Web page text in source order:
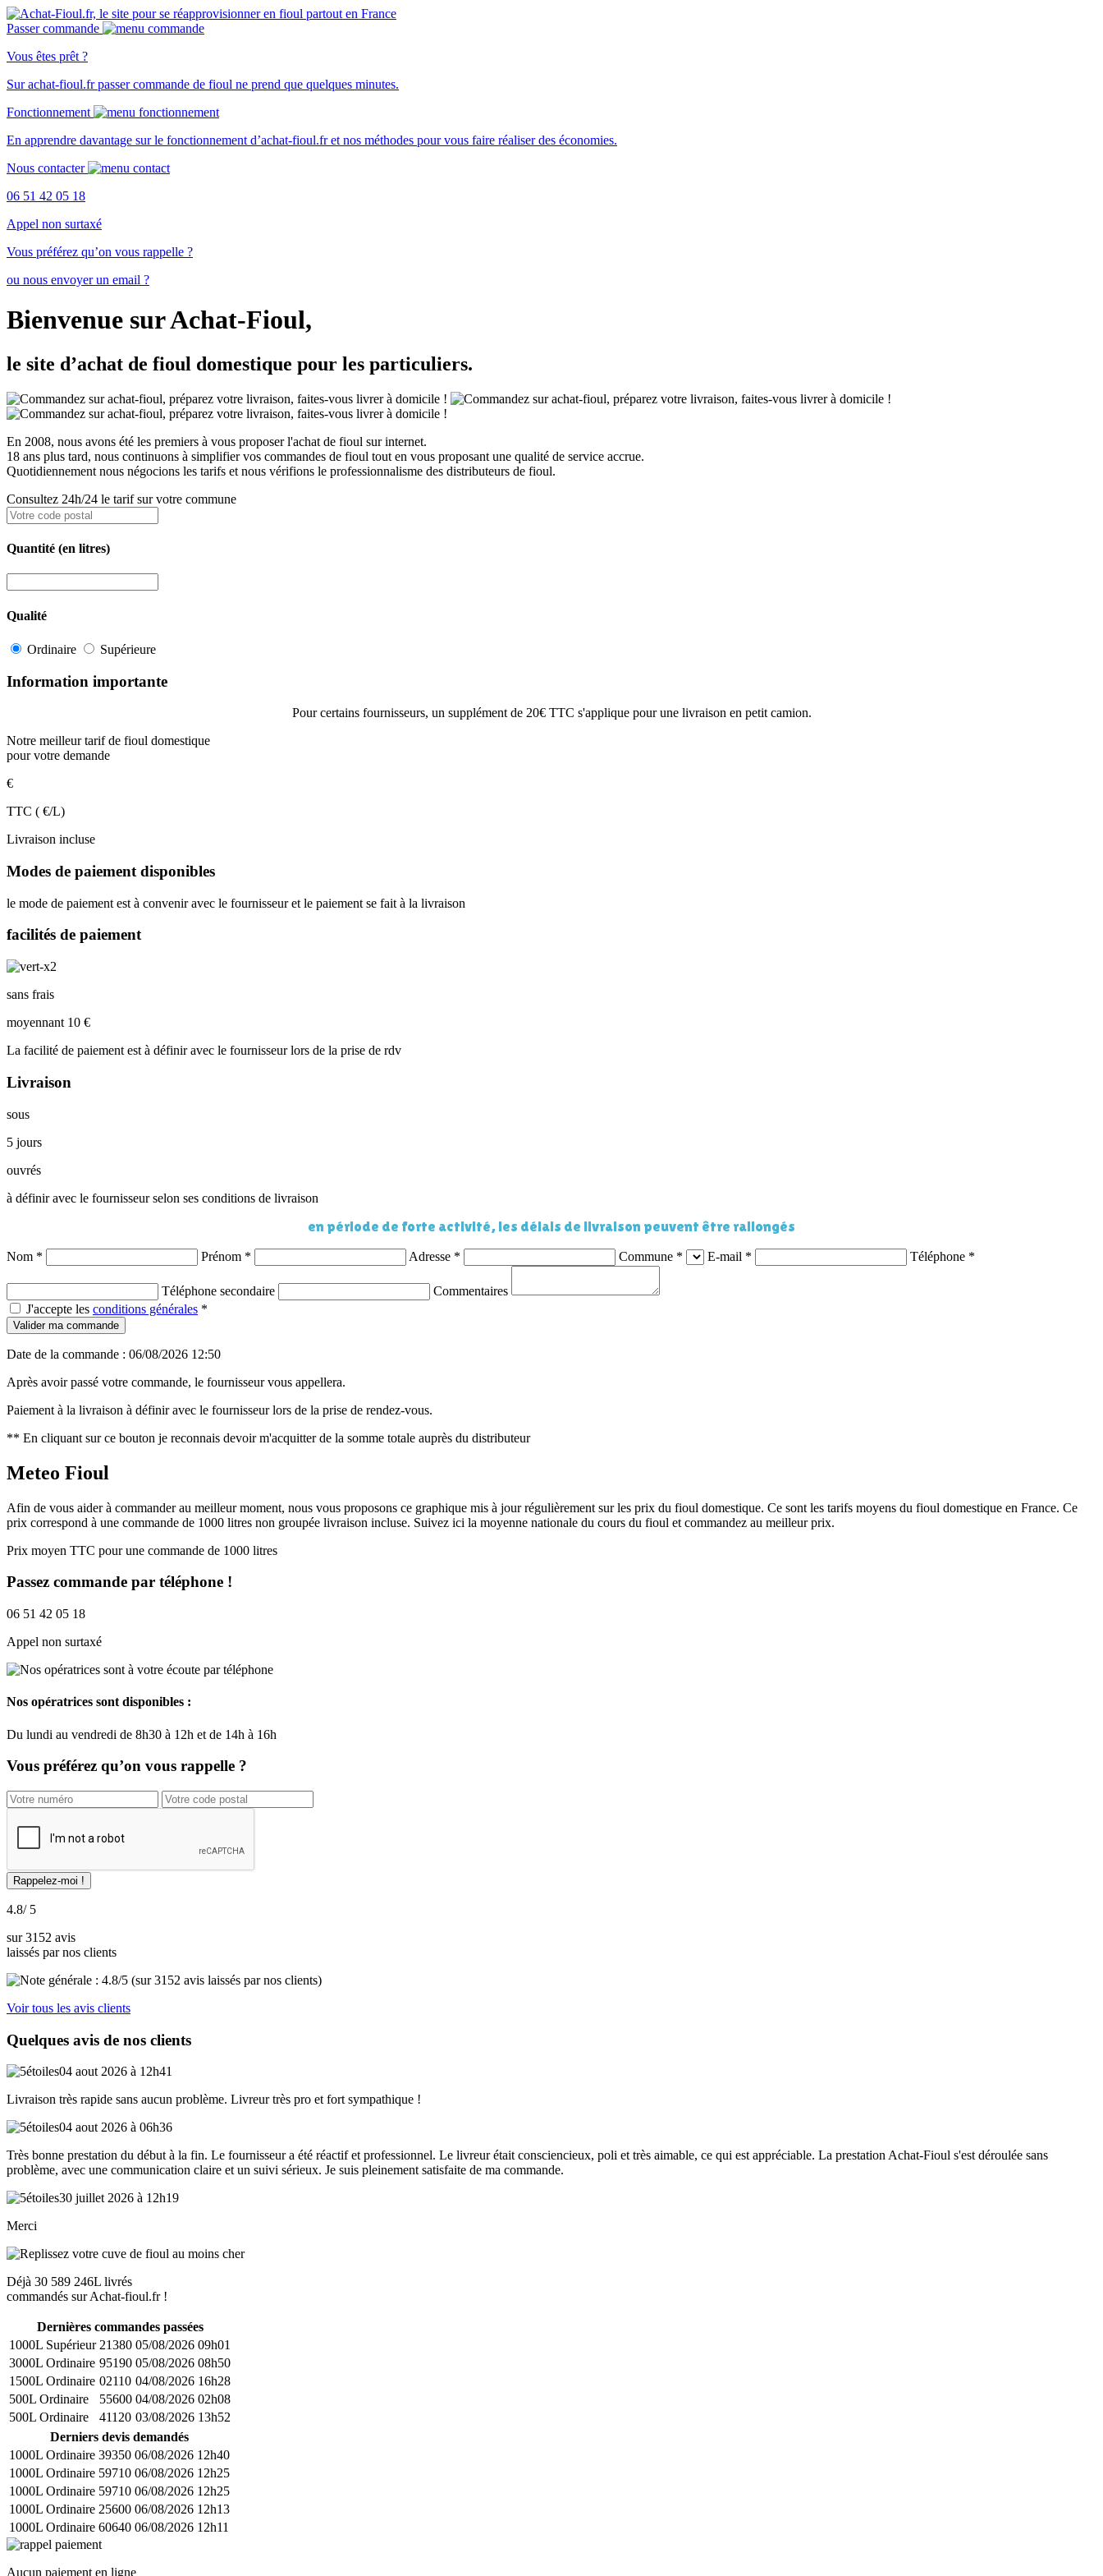
Passer commande
Vous êtes prêt ?
Surachat-fioul.frpasser commande de fioul ne prend que quelques minutes.
Fonctionnement
En apprendre davantage sur le fonctionnement d’achat-fioul.fret nos méthodes pourvous faire réaliser des économies.
Nous contacter
06 51 42 05 18
Appel non surtaxé
Vous préférez qu’on vous rappelle ?
ou nous envoyer un email ?
Bienvenue sur Achat-Fioul,
le site d’achat de fioul domestique pour les particuliers.
En 2008, nous avons été les premiers à vous proposer l'achat de fioul sur internet.
18 ans plus tard, nous continuons à simplifier vos commandes de fioul tout en vous proposant une qualité de service accrue.
Quotidiennement nous négocions les tarifs et nous vérifions le professionnalisme des distributeurs de fioul.
Consultez 24h/24 le tarif sur votre commune
Quantité (en litres)
Qualité
Ordinaire Supérieure
Information importante
Pour certains fournisseurs, un supplément de 20€ TTC s'applique pour une livraison en petit camion.
Notre meilleur tarif de fioul domestique
pour votre demande
€
TTC ( €/L)
Livraison incluse
Modes de paiement disponibles
le mode de paiement est à convenir avec le fournisseur et le paiement se fait à la livraison
facilités de paiement
sans frais
moyennant 10 €
La facilité de paiement est à définir avec le fournisseur lors de la prise de rdv
Livraison
sous
5 jours
ouvrés
à définir avec le fournisseur selon ses conditions de livraison
en période de forte activité, les délais de livraison peuvent être rallongés
Nom * Prénom * Adresse * Commune * E-mail * Téléphone *
Téléphone secondaire
Commentaires
J'accepte les conditions générales *
Valider ma commande
Date de la commande : 06/08/2026 12:50
Après avoir passé votre commande, le fournisseur vous appellera.
Paiement à la livraison à définir avec le fournisseur lors de la prise de rendez-vous.
** En cliquant sur ce bouton je reconnais devoir m'acquitter de la somme totale auprès du distributeur
Meteo Fioul
Afin de vous aider à commander au meilleur moment, nous vous proposons ce graphique mis à jour régulièrement sur les prix du fioul domestique. Ce sont les tarifs moyens du fioul domestique en France. Ce
prix correspond à une commande de 1000 litres non groupée livraison incluse. Suivez ici la moyenne nationale du cours du fioul et commandez au meilleur prix.
Prix moyen TTC pour une commande de 1000 litres
Passez commande par téléphone !
06 51 42 05 18
Appel non surtaxé
Nos opératrices sont disponibles :
Du lundi au vendredi de 8h30 à 12h et de 14h à 16h
Vous préférez qu’on vous rappelle ?
4.8/ 5
sur 3152 avis
laissés par nos clients
Voir tous les avis clients
Quelques avis de nos clients
04 aout 2026 à 12h41
Livraison très rapide sans aucun problème. Livreur très pro et fort sympathique !
04 aout 2026 à 06h36
Très bonne prestation du début à la fin. Le fournisseur a été réactif et professionnel. Le livreur était consciencieux, poli et très aimable, ce qui est appréciable. La prestation Achat‑Fioul s'est déroulée sans
problème, avec une communication claire et un suivi sérieux. Je suis pleinement satisfaite de ma commande.
30 juillet 2026 à 12h19
Merci
Déjà 30 589 246L livrés
commandés sur Achat-fioul.fr !
Dernières commandes passées
1000L Supérieur 21380 05/08/2026 09h01
3000L Ordinaire 95190 05/08/2026 08h50
1500L Ordinaire 02110 04/08/2026 16h28
500L Ordinaire
55600 04/08/2026 02h08
500L Ordinaire
41120 03/08/2026 13h52
Derniers devis demandés
1000L Ordinaire 39350 06/08/2026 12h40
1000L Ordinaire 59710 06/08/2026 12h25
1000L Ordinaire 59710 06/08/2026 12h25
1000L Ordinaire 25600 06/08/2026 12h13
1000L Ordinaire 60640 06/08/2026 12h11
Aucun paiement en ligne